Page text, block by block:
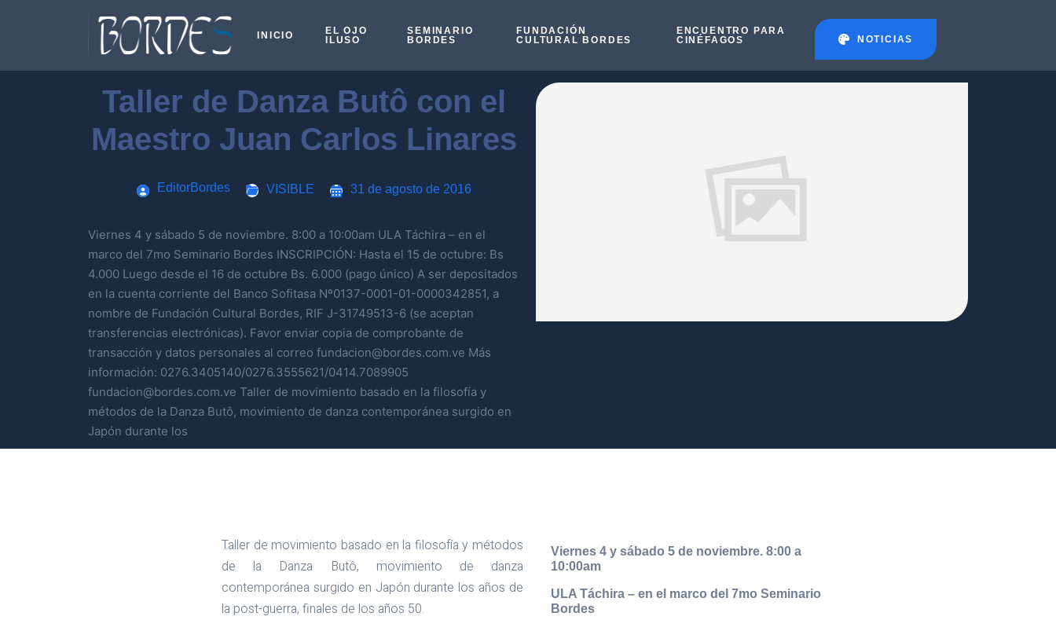
INICIO
EL OJO
ILUSO
SEMINARIO
BORDES
FUNDACIÓN
CULTURAL BORDES
ENCUENTRO PARA
CINÉFAGOS
NOTICIAS
Taller de Danza Butô con el
Maestro Juan Carlos Linares
EditorBordes VISIBLE 31 de agosto de 2016
Viernes 4 y sábado 5 de noviembre. 8:00 a 10:00am ULA Táchira – en el
marco del 7mo Seminario Bordes INSCRIPCIÓN: Hasta el 15 de octubre: Bs
4.000 Luego desde el 16 de octubre Bs. 6.000 (pago único) A ser depositados
en la cuenta corriente del Banco Sofitasa Nº0137-0001-01-0000342851, a
nombre de Fundación Cultural Bordes, RIF J-31749513-6 (se aceptan
transferencias electrónicas). Favor enviar copia de comprobante de
transacción y datos personales al correo fundacion@bordes.com.ve Más
información: 0276.3405140/0276.3555621/0414.7089905
fundacion@bordes.com.ve Taller de movimiento basado en la filosofía y
métodos de la Danza Butô, movimiento de danza contemporánea surgido en
Japón durante los
Viernes 4 y sábado 5 de noviembre. 8:00 a
10:00am
ULA Táchira – en el marco del 7mo Seminario
Bordes
Taller de movimiento basado en la filosofía y métodos
de la Danza Butô, movimiento de danza
contemporánea surgido en Japón durante los años de
la post-guerra, finales de los años 50.